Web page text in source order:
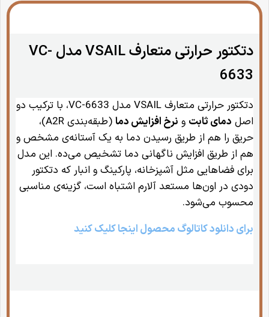
دتکتور حرارتی متعارف VSAIL مدل VC-
6633
دتکتور حرارتی متعارف VSAIL مدل VC-6633، با ترکیب دو
اصل دمای ثابت و نرخ افزایش دما
(طبقه‌بندی A2R)،
حریق را هم از طریق رسیدن دما به یک آستانه‌ی مشخص و
هم از طریق افزایش ناگهانی دما تشخیص می‌ده. این مدل
برای فضاهایی مثل آشپزخانه، پارکینگ و انبار که دتکتور
دودی در اون‌ها مستعد آلارم اشتباه است، گزینه‌ی مناسبی
محسوب می‌شود.
برای دانلود کاتالوگ محصول اینجا کلیک کنید